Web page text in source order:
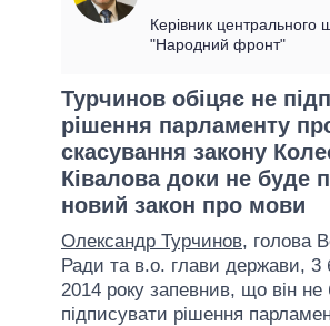
ОГЛЯДИ
ДАЙДЖЕСТИ
ПРЕЗИДЕНТ І ОФІС
ВЕРХОВНА РАДА
ГОЛОВИ ОБЛАДМІНІСТРАЦІЙ
МЕРИ МІСТ
ВСІ ПЕРСОНИ
ВІДЕО
ПОРІВНЯННЯ
Керівник центрального
"Народний фронт"
Турчинов обіцяє не
рішення парламенту
скасування закону
Ківалова доки не буде
новий закон про мови
Олександр Турчинов, голова
Ради та в.о. глави держави, 3
2014 року запевнив, що він не
підписувати рішення